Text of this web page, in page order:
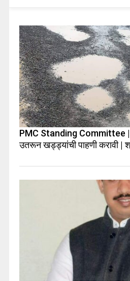
PMC Standing Committee |
उतरून खड्ड्यांची पाहणी करावी |